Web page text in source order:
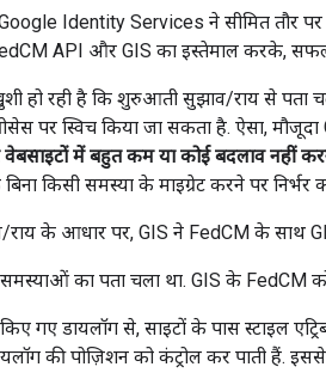
Identity Services ने सीमित तौर पर
API और GIS का इस्तेमाल करके,
हो रही है कि शुरुआती सुझाव/राय से पता
प्रोसेस पर स्विच किया जा सकता है. ऐसा,
में बहुत कम या कोई बदलाव नहीं
बिना किसी समस्या के माइग्रेट करने पर निर्भर
के आधार पर, GIS ने FedCM के साथ
समस्याओं का पता चला था. GIS के FedCM
किए गए डायलॉग से, साइटों के पास स्टाइल
की पोज़िशन को कंट्रोल कर पाती हैं.